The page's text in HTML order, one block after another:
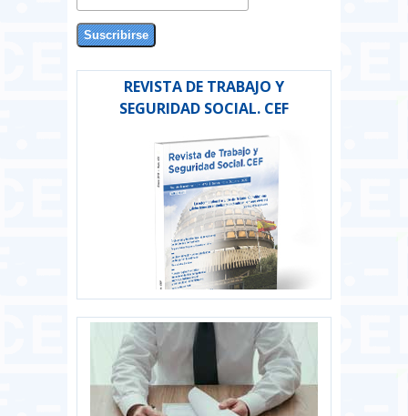
REVISTA DE TRABAJO Y
SEGURIDAD SOCIAL. CEF